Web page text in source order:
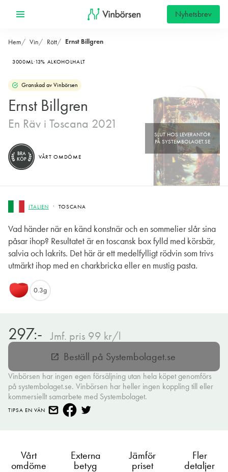
Nyhetsbrev
Hem Vin Rött Ernst Billgren
3000ML 13% ALKOHOLHALT
Granskad av Vinbörsen
Ernst Billgren
En Räv i Toscana 2021
ITALIEN TOSCANA
Vad händer när en känd konstnär och en sommelier slår sina
påsar ihop? Resultatet är en toscansk box fylld med körsbär,
salvia och lakrits. Det här är ett medelfylligt rödvin som trivs
utmärkt ihop med en charkbricka eller en mustig pasta.
BRA
KÖP
VÅRT OMDÖME
0.3g
297:- Jmf. pris 99 kr/l
open_in_new Beställ på Systembolaget.se
Vinbörsen har ingen egen försäljning utan hela köpet genomförs
på systembolaget.se. Vinbörsen har heller ingen koppling till eller
kommersiellt samarbete med Systembolaget.
TIPSA EN VÄN
Vårt
omdöme
Externa
betyg
Jämför
priset
Fler
detaljer